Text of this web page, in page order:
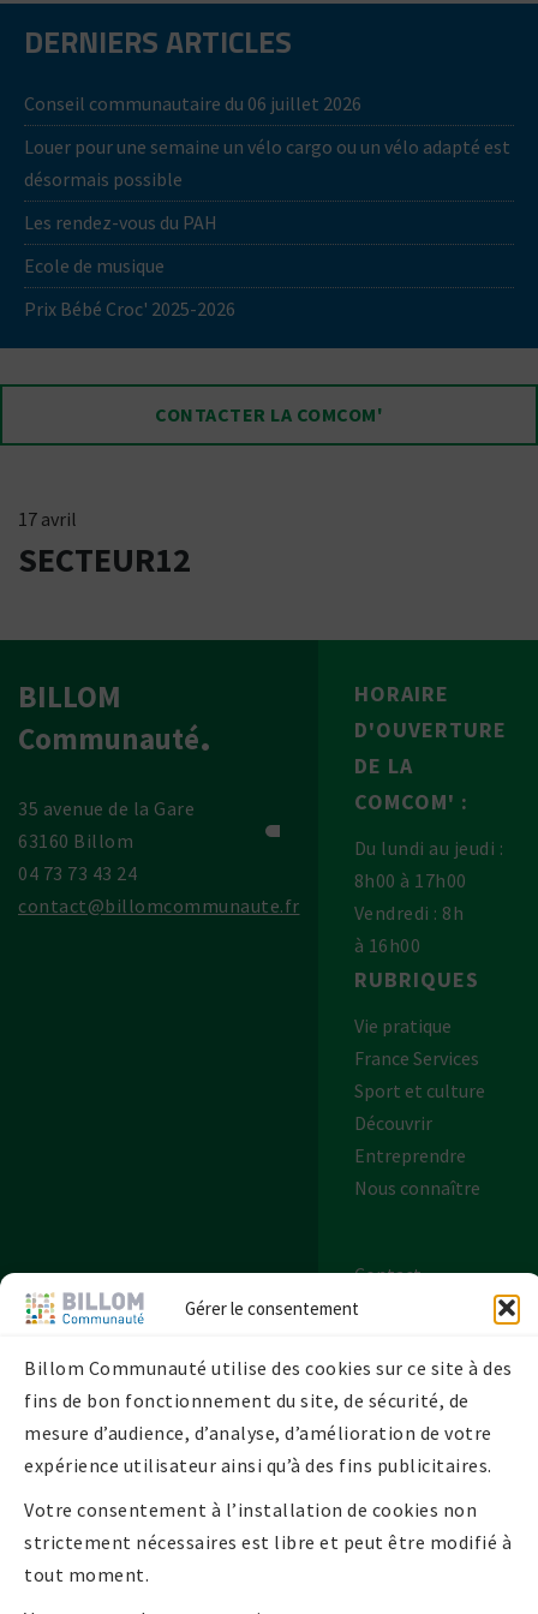
Gérer le consentement
Billom Communauté utilise des cookies sur ce site à des
fins de bon fonctionnement du site, de sécurité, de
mesure d’audience, d’analyse, d’amélioration de votre
expérience utilisateur ainsi qu’à des fins publicitaires.
Votre consentement à l’installation de cookies non
strictement nécessaires est libre et peut être modifié à
tout moment.
DERNIERS ARTICLES
Conseil communautaire du 06 juillet 2026
Louer pour une semaine un vélo cargo ou un vélo adapté est
désormais possible
Les rendez-vous du PAH
Ecole de musique
Prix Bébé Croc' 2025-2026
CONTACTER LA COMCOM'
17 avril
SECTEUR12
BILLOM
Communauté
35 avenue de la Gare
63160 Billom
04 73 73 43 24
contact@billomcommunaute.fr
HORAIRE
D'OUVERTURE
DE LA
COMCOM' :
Du lundi au jeudi :
8h00 à 17h00
Vendredi : 8h
à 16h00
RUBRIQUES
Vie pratique
France Services
Sport et culture
Découvrir
Entreprendre
Nous connaître
Contact
Plan de site
Politique de
confidentialité
Politique de
cookies UE